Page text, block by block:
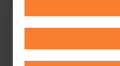
Trabrennbahn Hamburg
Friday 21.08.2026